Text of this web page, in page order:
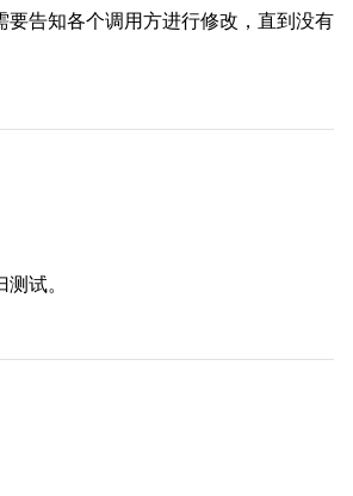
告知各个调用方进行修改，直到没有
试。